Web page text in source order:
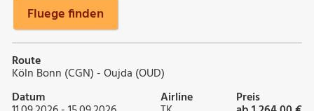
Fluege finden
Route
Köln Bonn (CGN) - Oujda (OUD)
Datum
Airline Preis